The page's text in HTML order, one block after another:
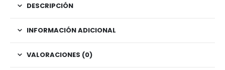
DESCRIPCIÓN
INFORMACIÓN ADICIONAL
VALORACIONES (0)